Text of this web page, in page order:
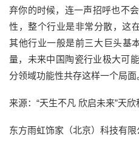
弃你的时候，连一声招呼也不
性，整个行业是非常分散，这
其他行业一般是前三大巨头基
量，未来中国陶瓷行业极大可
分领域功能性共存这样一个局面
来源：“天生不凡 欣启未来”天
东方雨虹饰家（北京）科技有限